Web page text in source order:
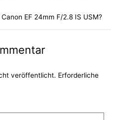
EF 24mm F/2.8 IS USM?
veröffentlicht. Erforderliche